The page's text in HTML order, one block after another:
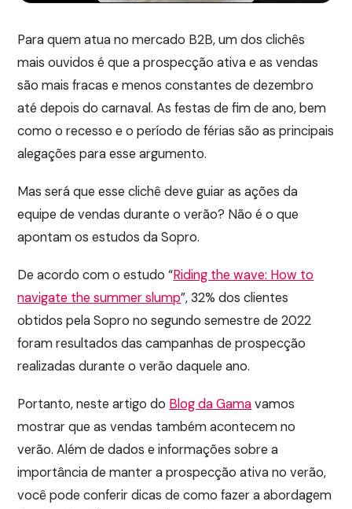
Para quem atua no mercado B2B, um dos clichês
mais ouvidos é que a prospecção ativa e as vendas
são mais fracas e menos constantes de dezembro
até depois do carnaval. As festas de fim de ano, bem
como o recesso e o período de férias são as principais
alegações para esse argumento.
Mas será que esse clichê deve guiar as ações da
equipe de vendas durante o verão? Não é o que
apontam os estudos da Sopro.
De acordo com o estudo “Riding the wave: How to
navigate the summer slump”, 32% dos clientes
obtidos pela Sopro no segundo semestre de 2022
foram resultados das campanhas de prospecção
realizadas durante o verão daquele ano.
Portanto, neste artigo do Blog da Gamavamos
mostrar que as vendas também acontecem no
verão. Além de dados e informações sobre a
importância de manter a prospecção ativa no verão,
você pode conferir dicas de como fazer a abordagem